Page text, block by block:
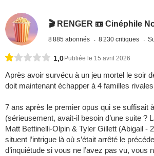
🎬 RENGER 📼 Cinéphile
8 885 abonnés 8 230 critiques
1,0 Publiée le 15 avril 2026
Après avoir survécu à un jeu mortel le soir
doit maintenant échapper à 4 familles
7 ans après le premier opus qui se suffisait
(sérieusement, avait-il besoin d’une suite ?
Matt Bettinelli-Olpin & Tyler Gillett (Abigail -
situent l’intrigue là où s’était arrêté le
d’inquiétude si vous ne l’avez pas vu, vous